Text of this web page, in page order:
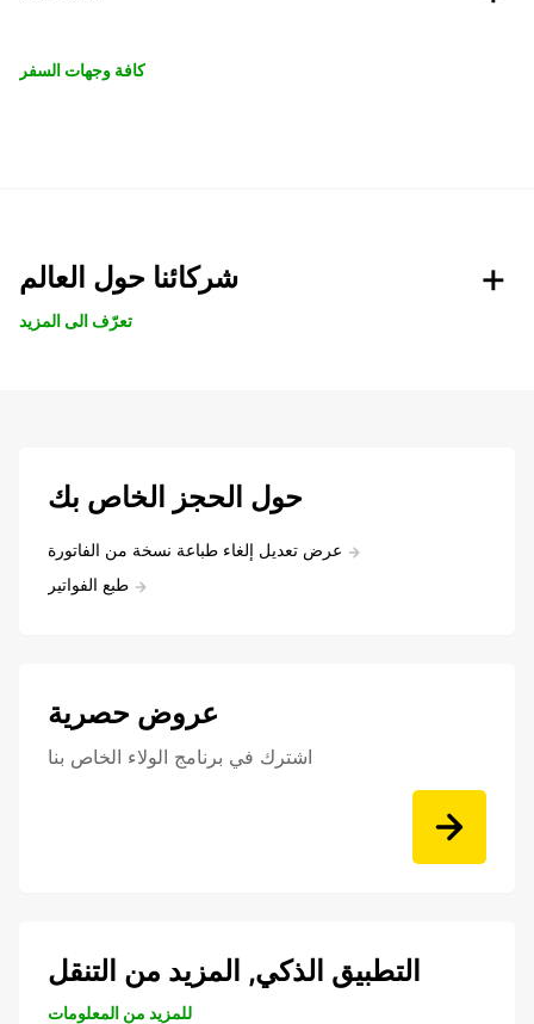
كافة وجهات السفر
شركائنا حول العالم
تعرّف الى المزيد
حول الحجز الخاص بك
عرض تعديل إلغاء طباعة نسخة من الفاتورة
طبع الفواتير
عروض حصرية
اشترك في برنامج الولاء الخاص بنا
التطبيق الذكي, المزيد من التنقل
للمزيد من المعلومات